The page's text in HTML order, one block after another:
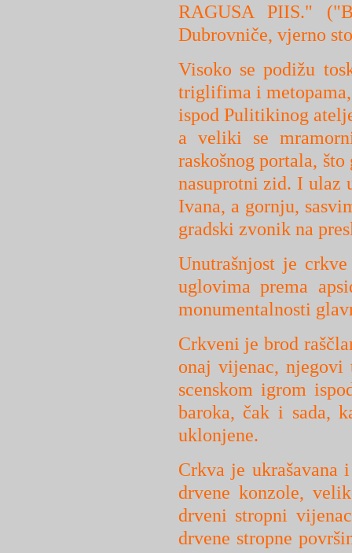
RAGUSA PIIS."
Dubrovniče, vjerno
Visoko se podižu
triglifima i
ispod Pulitikinog
a veliki se
raskošnog portala,
nasuprotni zid. I ulaz
Ivana, a gornju,
gradski zvonik na
Unutrašnjost je
uglovima prema
monumentalnosti
Crkveni je brod
onaj vijenac,
scenskom igrom
baroka, čak i sada,
uklonjene.
Crkva je ukrašavana
drvene konzole,
drveni stropni
drvene stropne